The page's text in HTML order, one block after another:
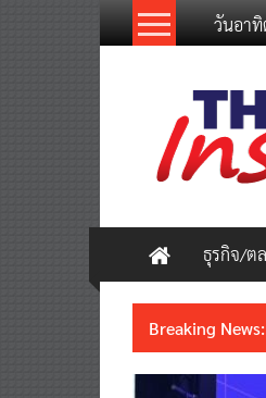
วันอา
Thailand
Inside
New
ธุรกิจ/ต
Breaking News: